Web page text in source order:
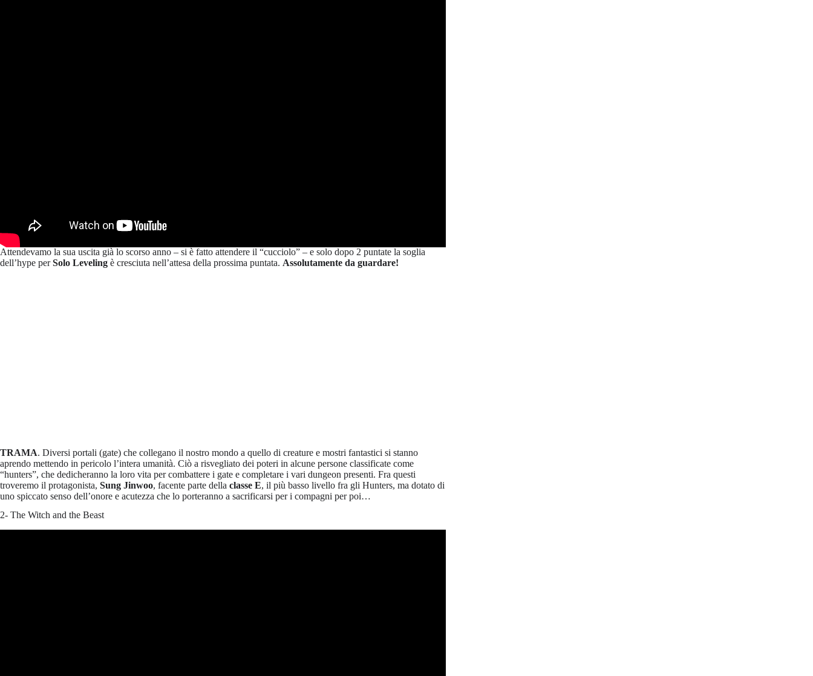
Attendevamo la sua uscita già lo scorso anno – si è fatto attendere il “cucciolo” – e solo dopo 2 puntate la soglia
dell’hype perSolo Leveling è cresciuta nell’attesa della prossima puntata. Assolutamente da guardare!
TRAMA. Diversi portali (gate) che collegano il nostro mondo a quello di creature e mostri fantastici si stanno
aprendo mettendo in pericolo l’intera umanità. Ciò a risvegliato dei poteri in alcune persone classificate come
“hunters”, che dedicheranno la loro vita per combattere i gate e completare i vari dungeon presenti. Fra questi
troveremo il protagonista, Sung Jinwoo, facente parte della classe E, il più basso livello fra gli Hunters, ma dotato di
uno spiccato senso dell’onore e acutezza che lo porteranno a sacrificarsi per i compagni per poi…
2- The Witch and the Beast